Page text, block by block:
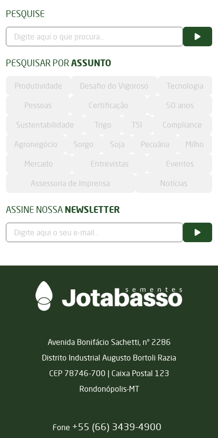
PESQUISE
PESQUISAR POR ASSUNTO
Produtividade Desafio do Vigoroso
Tecnologia
Pessoas
Certificação
50 anos
Sustentabilidade
Trigo TSI
Compliance
Agronegócio
Sorgo Soja Pecuária
Milho
Mercado
Entrevistas
Eventos
Assessoria de Imprensa
Notícias
ASSINE NOSSA NEWSLETTER
Matriz
Avenida Bonifácio Sachetti, nº 2286
Distrito Industrial Augusto Bortoli Razia
CEP 78746-700 | Caixa Postal 123
Rondonópolis-MT
Fone +55 (66) 3439-4900